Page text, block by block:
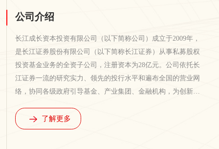
公司介绍
长江成长资本投资有限公司（以下简称公司）成立于2009年，
是长江证券股份有限公司（以下简称长江证券）从事私募股权
投资基金业务的全资子公司，注册资本为28亿元。公司依托长
江证券一流的研究实力、领先的投行水平和遍布全国的营业网
络，协同各级政府引导基金、产业集团、金融机构，为创新创
了解更多